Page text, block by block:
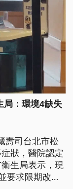
局：環境4缺失
壽司台北市松
狀，醫院認定
生局表示，現
要求限期改